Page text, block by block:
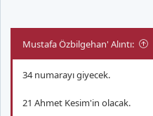
Mustafa Özbilgehan' Alıntı:
34 numarayı giyecek.
21 Ahmet Kesim'in olacak.